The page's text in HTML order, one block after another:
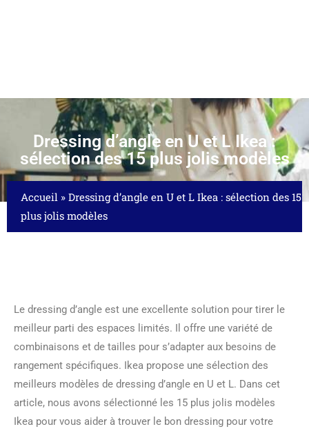
Dressing d’angle en U et L Ikea :
sélection des 15 plus jolis modèles
Accueil » Dressing d’angle en U et L Ikea : sélection des 15
plus jolis modèles
Le dressing d’angle est une excellente solution pour tirer le
meilleur parti des espaces limités. Il offre une variété de
combinaisons et de tailles pour s’adapter aux besoins de
rangement spécifiques. Ikea propose une sélection des
meilleurs modèles de dressing d’angle en U et L. Dans cet
article, nous avons sélectionné les 15 plus jolis modèles
Ikea pour vous aider à trouver le bon dressing pour votre